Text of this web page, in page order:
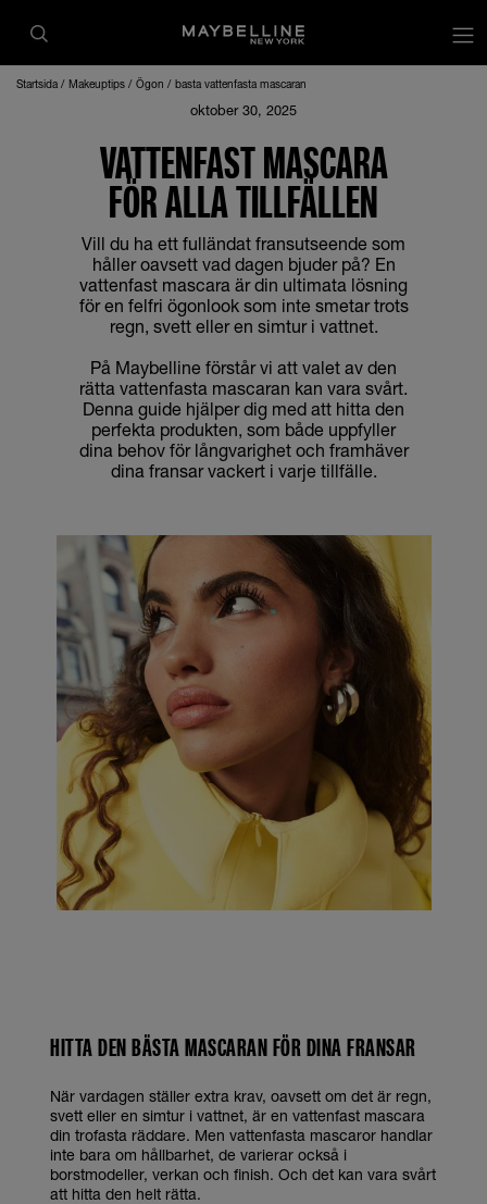
Startsida Makeuptips Ögon basta vattenfasta mascaran
oktober 30, 2025
VATTENFAST MASCARA
FÖR ALLA TILLFÄLLEN
Vill du ha ett fulländat fransutseende som
håller oavsett vad dagen bjuder på? En
vattenfast mascara är din ultimata lösning
för en felfri ögonlook som inte smetar trots
regn, svett eller en simtur i vattnet.
På Maybelline förstår vi att valet av den
rätta vattenfasta mascaran kan vara svårt.
Denna guide hjälper dig med att hitta den
perfekta produkten, som både uppfyller
dina behov för långvarighet och framhäver
dina fransar vackert i varje tillfälle.
HITTA DEN BÄSTA MASCARAN FÖR DINA FRANSAR
När vardagen ställer extra krav, oavsett om det är regn,
svett eller en simtur i vattnet, är en vattenfast mascara
din trofasta räddare. Men vattenfasta mascaror handlar
inte bara om hållbarhet, de varierar också i
borstmodeller, verkan och finish. Och det kan vara svårt
att hitta den helt rätta.